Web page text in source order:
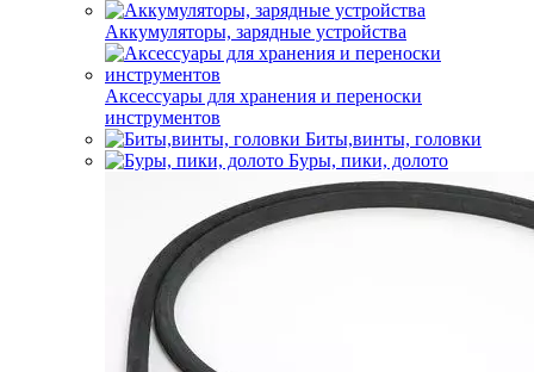
Аккумуляторы, зарядные устройства
Аксессуары для хранения и переноски
инструментов
Биты,винты, головки
Буры, пики, долото